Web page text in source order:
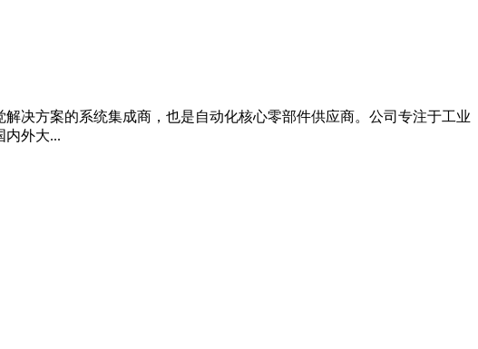
方案的系统集成商，也是自动化核心零部件供应商。公司专注于工业
内外大...